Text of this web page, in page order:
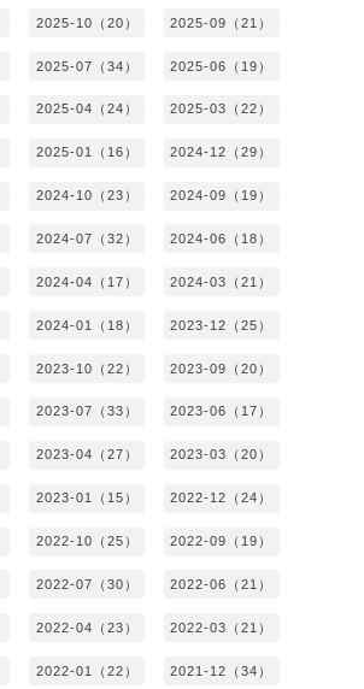
2025-10（20） 2025-09（21）
2025-07（34） 2025-06（19）
2025-04（24） 2025-03（22）
2025-01（16） 2024-12（29）
2024-10（23） 2024-09（19）
2024-07（32） 2024-06（18）
2024-04（17） 2024-03（21）
2024-01（18） 2023-12（25）
2023-10（22） 2023-09（20）
2023-07（33） 2023-06（17）
2023-04（27） 2023-03（20）
2023-01（15） 2022-12（24）
2022-10（25） 2022-09（19）
2022-07（30） 2022-06（21）
2022-04（23） 2022-03（21）
2022-01（22） 2021-12（34）